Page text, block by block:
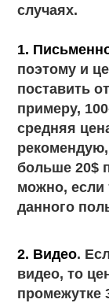
случаях.
1.
поэтому и
поставить
примеру,
средняя
больше 20$
можно, если
данного
2. Видео.
видео, то
промежутке